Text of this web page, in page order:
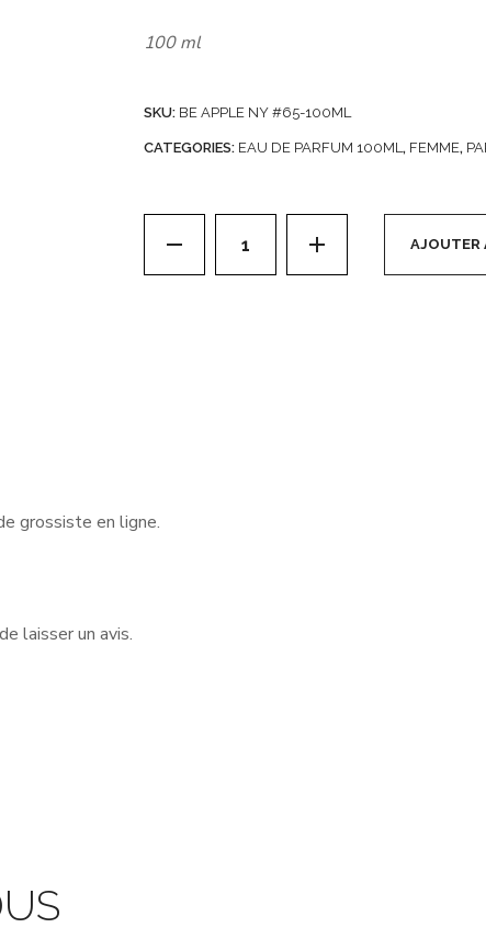
100 ml
SKU: BE APPLE NY #65-100ML
CATEGORIES: EAU DE PARFUM 100ML, FEMME,
Carton de 24 Eaux de parfum
AJOUTER
grossiste en ligne.
laisser un avis.